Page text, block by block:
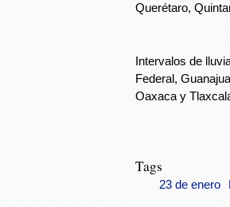
Querétaro,
Intervalos de
Federal,
Oaxaca y
Tags
23 de enero